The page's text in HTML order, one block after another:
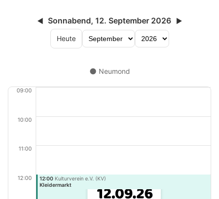
◀ Sonnabend, 12. September 2026 ▶
Heute
🌑 Neumond
09:00
10:00
11:00
12:00 12:00 Kulturverein e.V. (KV)
Kleidermarkt